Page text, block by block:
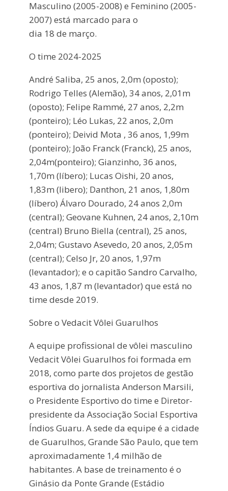
Masculino (2005-2008) e Feminino (2005-
2007) está marcado para o
dia 18 de março.
O time 2024-2025
André Saliba, 25 anos, 2,0m (oposto);
Rodrigo Telles (Alemão), 34 anos, 2,01m
(oposto); Felipe Rammé, 27 anos, 2,2m
(ponteiro); Léo Lukas, 22 anos, 2,0m
(ponteiro); Deivid Mota , 36 anos, 1,99m
(ponteiro); João Franck(Franck), 25 anos,
2,04m(ponteiro); Gianzinho, 36 anos,
1,70m (líbero); Lucas Oishi, 20 anos,
1,83m (libero); Danthon, 21 anos, 1,80m
(líbero) Álvaro Dourado, 24 anos 2,0m
(central); Geovane Kuhnen, 24 anos, 2,10m
(central) Bruno Biella (central), 25 anos,
2,04m; Gustavo Asevedo, 20 anos, 2,05m
(central); Celso Jr, 20 anos, 1,97m
(levantador); e o capitão Sandro Carvalho,
43 anos, 1,87 m (levantador) que está no
time desde 2019.
Sobre o Vedacit Vôlei Guarulhos
A equipe profissional de vôlei masculino
Vedacit Vôlei Guarulhos foi formada em
2018, como parte dos projetos de gestão
esportiva do jornalista Anderson Marsili,
o Presidente Esportivo do time e Diretor-
presidente da Associação Social Esportiva
Índios Guaru. A sede da equipe é a cidade
de Guarulhos, Grande São Paulo, que tem
aproximadamente 1,4 milhão de
habitantes. A base de treinamento é o
Ginásio da Ponte Grande (Estádio